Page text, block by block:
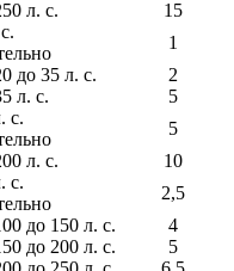
л. с.
15
1
до 35 л. с.
2
л. с.
5
с.
5
л. с.
10
с.
2,5
до 150 л. с.
4
до 200 л. с.
5